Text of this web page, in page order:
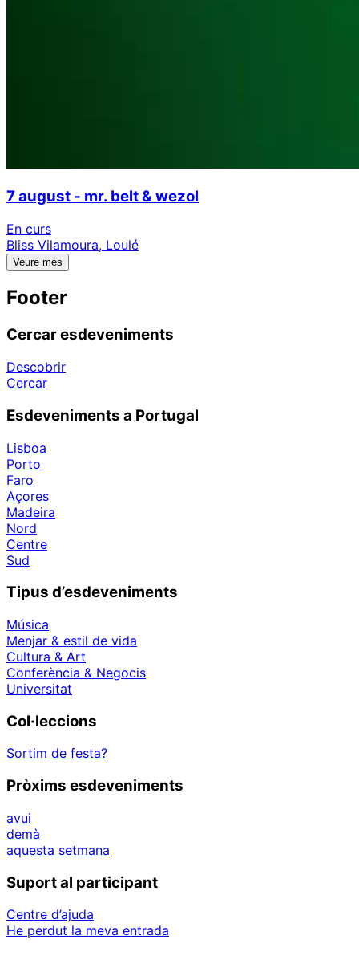
7 august - mr. belt & wezol
En curs
Bliss Vilamoura, Loulé
Veure més
Footer
Cercar esdeveniments
Descobrir
Cercar
Esdeveniments a Portugal
Lisboa
Porto
Faro
Açores
Madeira
Nord
Centre
Sud
Tipus d’esdeveniments
Música
Menjar & estil de vida
Cultura & Art
Conferència & Negocis
Universitat
Col·leccions
Sortim de festa?
Pròxims esdeveniments
avui
demà
aquesta setmana
Suport al participant
Centre d’ajuda
He perdut la meva entrada